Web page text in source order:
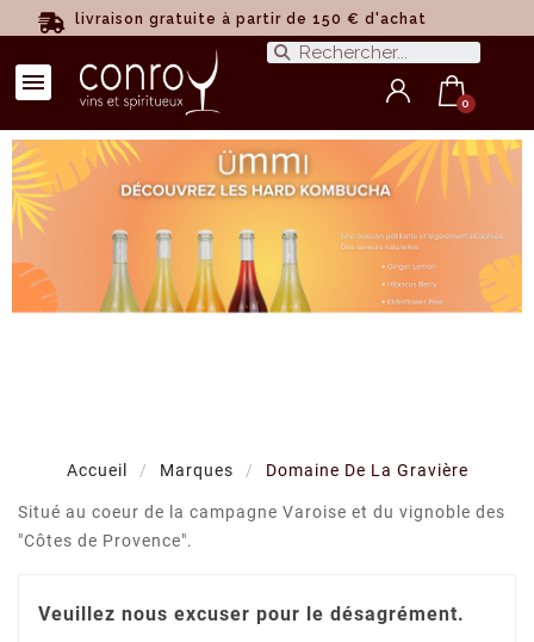
livraison gratuite à partir de 150 € d'achat
Accueil Marques Domaine De La Gravière
Situé au coeur de la campagne Varoise et du vignoble des
"Côtes de Provence".
Veuillez nous excuser pour le désagrément.